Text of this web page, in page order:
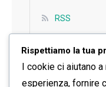
RSS
SEGUICI SU
Rispettiamo la tua
I cookie ci aiutano
esperienza, fornire